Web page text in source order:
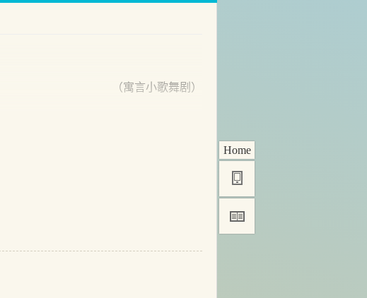
Home
（寓言小歌舞剧）